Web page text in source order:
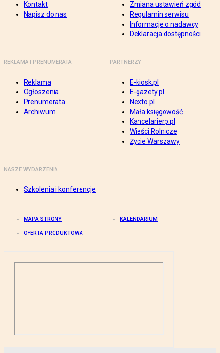
Kontakt
Napisz do nas
Zmiana ustawień zgód
Regulamin serwisu
Informacje o nadawcy
Deklaracja dostępności
REKLAMA I PRENUMERATA
Reklama
Ogłoszenia
Prenumerata
Archiwum
PARTNERZY
E-kiosk.pl
E-gazety.pl
Nexto.pl
Mała księgowość
Kancelarierp.pl
Wieści Rolnicze
Życie Warszawy
NASZE WYDARZENIA
Szkolenia i konferencje
MAPA STRONY KALENDARIUM
OFERTA PRODUKTOWA